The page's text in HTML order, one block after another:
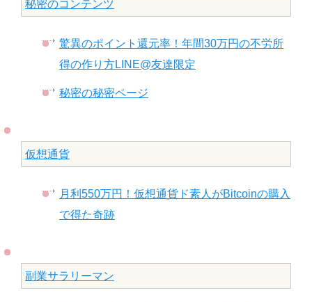
秘密のコンテンツ
驚異のポイント還元率！年間30万円の不労所
得の作り方LINE@友達限定
秘密の秘密ページ
仮想通貨
月利550万円！仮想通貨ド素人がBitcoinの購入
で得た奇跡
副業サラリーマン